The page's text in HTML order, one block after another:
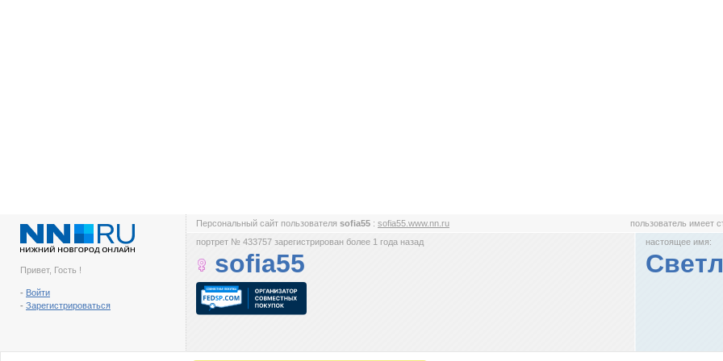
Привет, Гость !
- Войти
- Зарегистрироваться
Персональный сайт пользователя sofia55 : sofia55.www.nn.ru пользователь имеет
портрет № 433757 зарегистрирован более 1 года назад
sofia55
настоящее имя: